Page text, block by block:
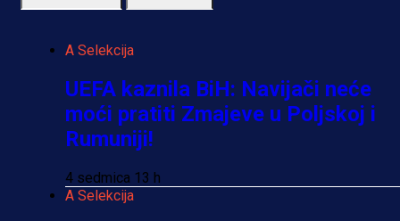
A Selekcija
UEFA kaznila BiH: Navijači neće
moći pratiti Zmajeve u Poljskoj i
Rumuniji!
4 sedmica 13 h
A Selekcija